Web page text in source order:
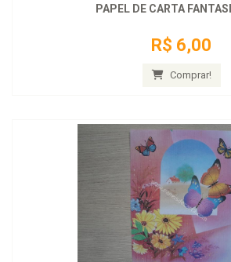
PAPEL DE CARTA
R$ 6,00
Comprar!